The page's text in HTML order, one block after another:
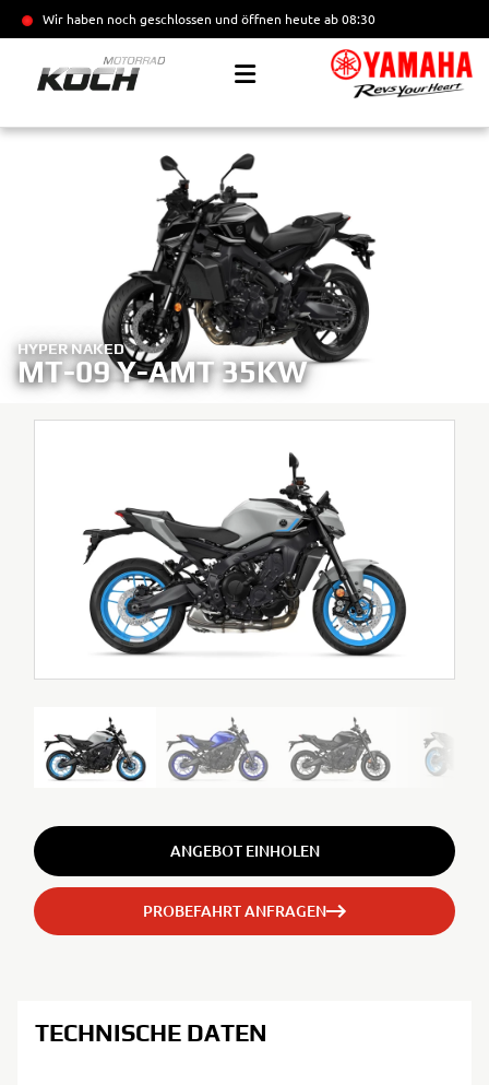
Wir haben noch geschlossen und öffnen heute ab 08:30
HYPER NAKED
MT-09 Y-AMT 35KW
ANGEBOT EINHOLEN
PROBEFAHRT ANFRAGEN
TECHNISCHE DATEN